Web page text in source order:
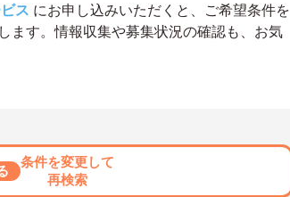
ス にお申し込みいただくと、ご希望条件を
ます。情報収集や募集状況の確認も、お気
条件を変更して
再検索